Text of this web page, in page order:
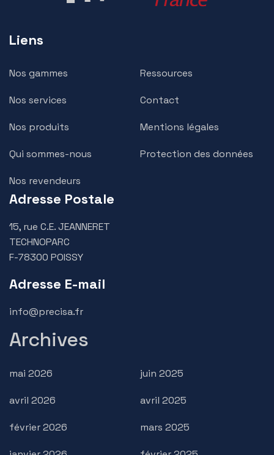
Liens
Nos gammes
Nos services
Nos produits
Qui sommes-nous
Nos revendeurs
Ressources
Contact
Mentions légales
Protection des données
Adresse Postale
15, rue C.E. JEANNERET
TECHNOPARC
F-78300 POISSY
Adresse E-mail
info@precisa.fr
Archives
mai 2026
avril 2026
février 2026
juin 2025
avril 2025
mars 2025